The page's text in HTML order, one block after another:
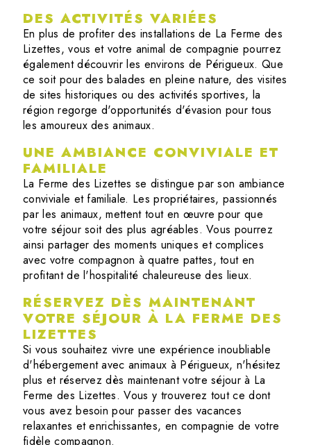
DES ACTIVITÉS VARIÉES
En plus de profiter des installations de La Ferme des
Lizettes, vous et votre animal de compagnie pourrez
également découvrir les environs de Périgueux. Que
ce soit pour des balades en pleine nature, des visites
de sites historiques ou des activités sportives, la
région regorge d'opportunités d'évasion pour tous
les amoureux des animaux.
UNE AMBIANCE CONVIVIALE ET
FAMILIALE
La Ferme des Lizettes se distingue par son ambiance
conviviale et familiale. Les propriétaires, passionnés
par les animaux, mettent tout en œuvre pour que
votre séjour soit des plus agréables. Vous pourrez
ainsi partager des moments uniques et complices
avec votre compagnon à quatre pattes, tout en
profitant de l'hospitalité chaleureuse des lieux.
RÉSERVEZ DÈS MAINTENANT
VOTRE SÉJOUR À LA FERME DES
LIZETTES
Si vous souhaitez vivre une expérience inoubliable
d'hébergement avec animaux à Périgueux, n'hésitez
plus et réservez dès maintenant votre séjour à La
Ferme des Lizettes. Vous y trouverez tout ce dont
vous avez besoin pour passer des vacances
relaxantes et enrichissantes, en compagnie de votre
fidèle compagnon.